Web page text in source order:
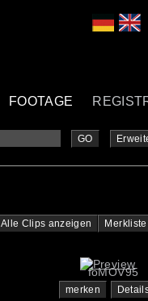
FOOTAGE
GO
Alle Clips anzeigen Merkliste
foMOV95
merken